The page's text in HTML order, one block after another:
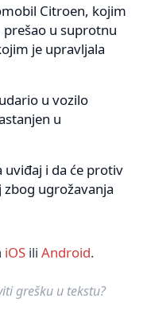
Citroen, kojim
prešao u suprotnu
je upravljala
u vozilo
u
uviđaj i da će protiv
zbog ugrožavanja
iOS ili Android.
grešku u tekstu?